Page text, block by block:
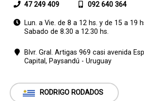
47 249 409 092 640 364
Lun. a Vie. de 8 a 12 hs. y de 15 a 19
Sabado de 8.30 a 12.30 hs.
Blvr. Gral. Artigas 969 casi avenida
Capital, Paysandú - Uruguay
RODRIGO RODADOS